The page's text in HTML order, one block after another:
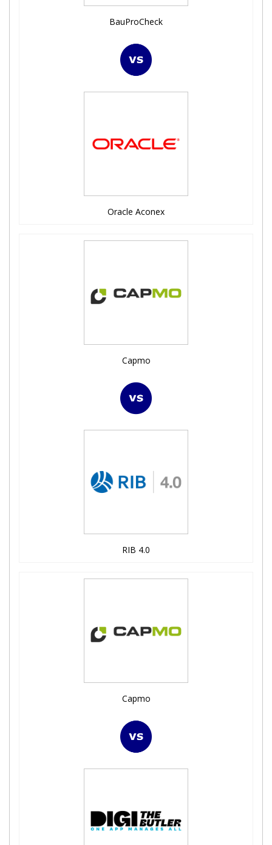
BauProCheck
Oracle Aconex
Capmo
RIB 4.0
Capmo